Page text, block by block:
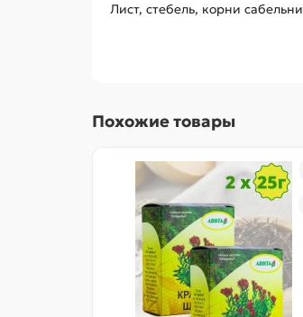
Лист, стебель, корни
Похожие товары